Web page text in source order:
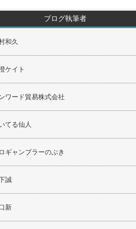
ブログ執筆者
和久
ケイト
ワード貿易株式会社
てる仙人
ギャンブラーのぶき
誠
新